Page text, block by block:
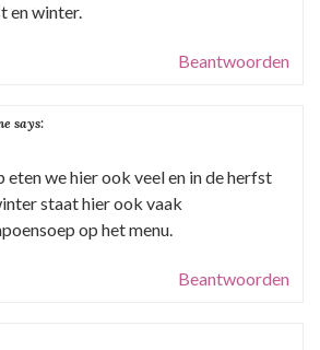
en winter.
Beantwoorden
says:
eten we hier ook veel en in de herfst
staat hier ook vaak
op het menu.
Beantwoorden